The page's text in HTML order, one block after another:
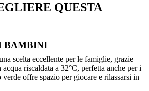
QUESTA
BAMBINI
scelta eccellente per le famiglie, grazie
riscaldata a 32°C, perfetta anche per i
offre spazio per giocare e rilassarsi in